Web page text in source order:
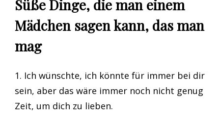
Süße Dinge, die man einem
Mädchen sagen kann, das man
mag
1. Ich wünschte, ich könnte für immer bei dir
sein, aber das wäre immer noch nicht genug
Zeit, um dich zu lieben.